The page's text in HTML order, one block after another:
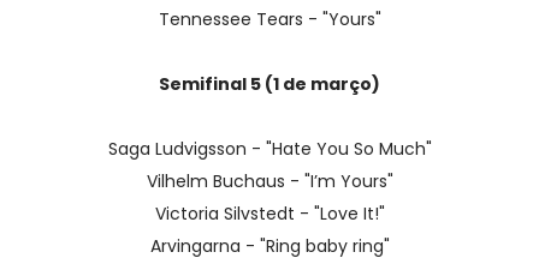
Tennessee Tears - "Yours"
Semifinal 5 (1 de março)
Saga Ludvigsson - "Hate You So Much"
Vilhelm Buchaus - "I’m Yours"
Victoria Silvstedt - "Love It!"
Arvingarna - "Ring baby ring"